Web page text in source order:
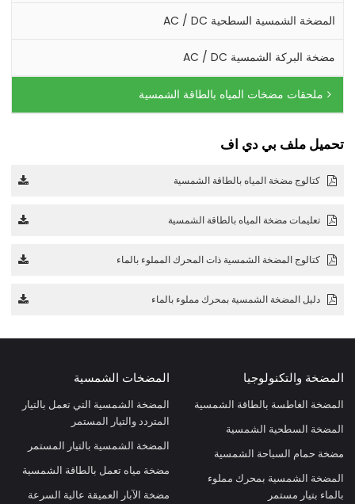
المضخة الشمسية السطحية AC / DC
مضخة البركة الشمسية AC / DC
ملحقات مضخات المياه بالطاقة الشمسية
تحميل ملف بي دي اف
كتالوج مضخة المياه بالطاقة الشمسية
تعليمات مضخة المياه بالطاقة الشمسية
كتالوج المضخة الشمسية ذات المحرك المملوء بالماء
دليل المضخة الشمسية بمحرك مملوء بالماء
المضخة والتكنولوجيا
المضخة الغاطسة بالطاقة الشمسية
المضخة السطحية الشمسية
مضخة حمام السباحة الشمسية
المضخة الشمسية بمحرك مملوء
بالماء بتيار مستمر
المضخات الشمسية
المضخة الشمسية التي تعمل بالتيار
المتردد والتيار المستمر
المضخة الشمسية بالتيار المستمر
مضخة مياه تعمل بالطاقة الشمسية
مضخة الآبار العميقة عالية السرعة